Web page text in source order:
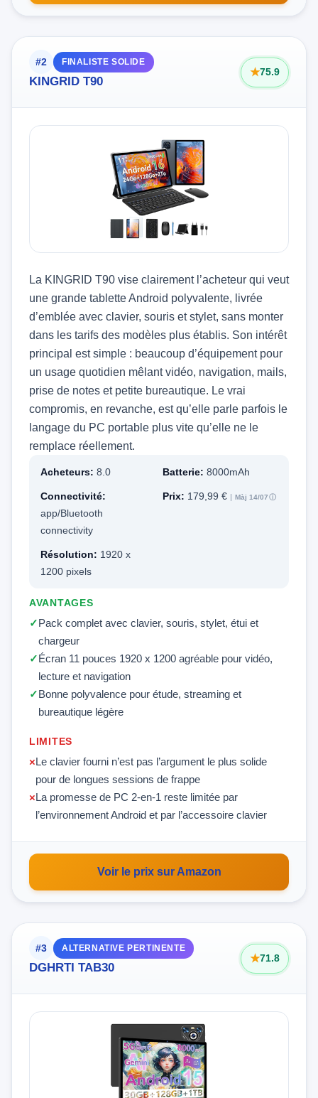
#2 FINALISTE SOLIDE
KINGRID T90
75.9
La KINGRID T90 vise clairement l’acheteur qui veut
une grande tablette Android polyvalente, livrée
d’emblée avec clavier, souris et stylet, sans monter
dans les tarifs des modèles plus établis. Son intérêt
principal est simple : beaucoup d’équipement pour
un usage quotidien mêlant vidéo, navigation, mails,
prise de notes et petite bureautique. Le vrai
compromis, en revanche, est qu’elle parle parfois le
langage du PC portable plus vite qu’elle ne le
remplace réellement.
Acheteurs: 8.0 Batterie: 8000mAh
Connectivité:
app/Bluetooth
connectivity
Prix: 179,99 € Màj 14/07 ⓘ
Résolution: 1920 x
1200 pixels
AVANTAGES
Pack complet avec clavier, souris, stylet, étui et
chargeur
Écran 11 pouces 1920 x 1200 agréable pour vidéo,
lecture et navigation
Bonne polyvalence pour étude, streaming et
bureautique légère
LIMITES
Le clavier fourni n’est pas l’argument le plus solide
pour de longues sessions de frappe
La promesse de PC 2-en-1 reste limitée par
l’environnement Android et par l’accessoire clavier
Voir le prix sur Amazon
#3 ALTERNATIVE PERTINENTE
DGHRTI TAB30
71.8